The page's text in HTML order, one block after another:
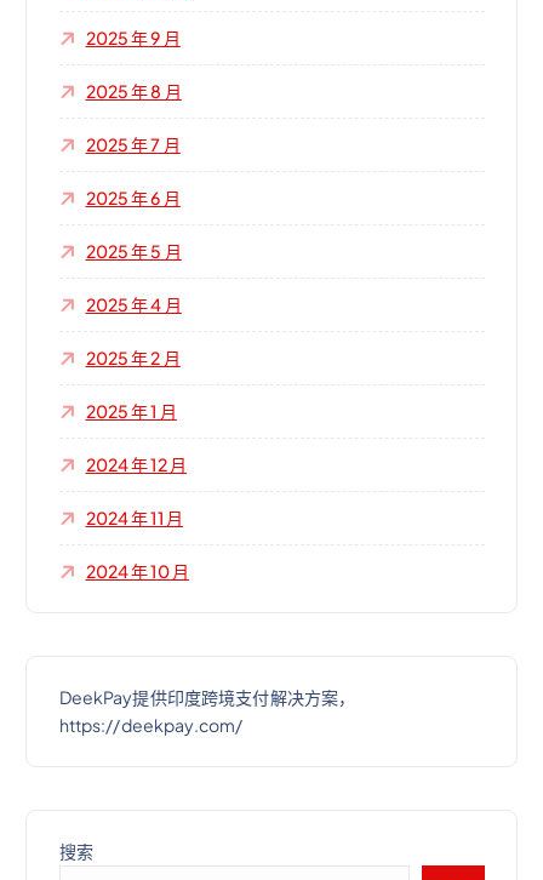
2025 年 9 月
2025 年 8 月
2025 年 7 月
2025 年 6 月
2025 年 5 月
2025 年 4 月
2025 年 2 月
2025 年 1 月
2024 年 12 月
2024 年 11 月
2024 年 10 月
DeekPay提供印度跨境支付解决方案，
https://deekpay.com/
搜索